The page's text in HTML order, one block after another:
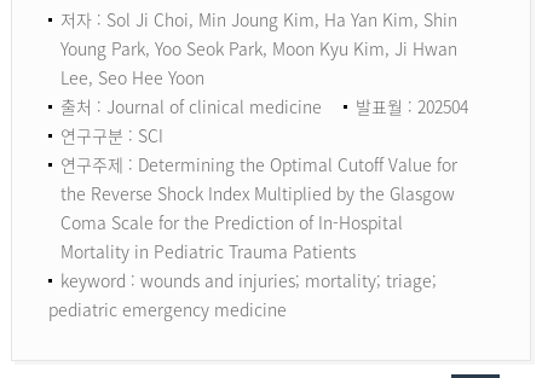
저자 : Sol Ji Choi, Min Joung Kim, Ha Yan Kim, Shin
Young Park, Yoo Seok Park, Moon Kyu Kim, Ji Hwan
Lee, Seo Hee Yoon
출처 : Journal of clinical medicine
발표월 : 202504
연구구분 : SCI
연구주제 : Determining the Optimal Cutoff Value for
the Reverse Shock Index Multiplied by the Glasgow
Coma Scale for the Prediction of In-Hospital
Mortality in Pediatric Trauma Patients
keyword : wounds and injuries; mortality; triage;
pediatric emergency medicine